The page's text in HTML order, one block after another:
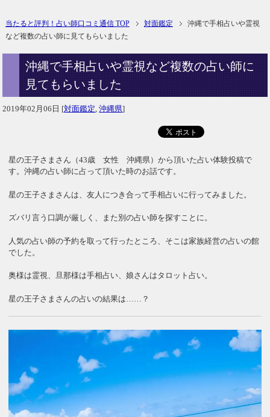
当たると評判！占い師口コミ通信 TOP 対面鑑定
沖縄で手相占いや霊視
など複数の占い師に見てもらいました
沖縄で手相占いや霊視など複数の占い師に
見てもらいました
2019年02月06日 [対面鑑定 ,沖縄県]
星の王子さまさん（43歳 女性 沖縄県）から頂いた占い体験投稿で
す。沖縄の占い師に占って頂いた時のお話です。
星の王子さまさんは、友人につき合って手相占いに行ってみました。
ズバリ言う口調が厳しく、また別の占い師を探すことに。
人気の占い師の予約を取って行ったところ、そこは家族経営の占いの館
でした。
奥様は霊視、旦那様は手相占い、娘さんはタロット占い。
星の王子さまさんの占いの結果は……？